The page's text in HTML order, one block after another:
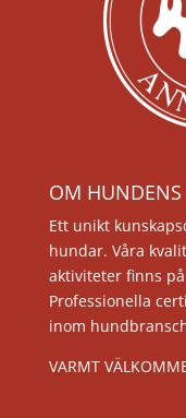
OM HUNDENS
Ett unikt
hundar. Våra
aktiviteter finns
Professionella
inom
VARMT